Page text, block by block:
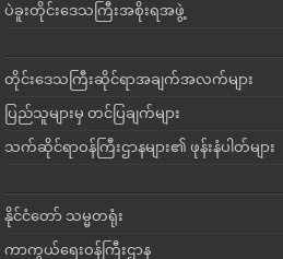
ပဲခူးတိုင်းဒေသကြီးအစိုးရအဖွဲ့
တိုင်းဒေသကြီးဆိုင်ရာအချက်အလက်များ
ပြည်သူများမှ တင်ပြချက်များ
သက်ဆိုင်ရာဝန်ကြီးဌာနများ၏ ဖုန်းနံပါတ်များ
နိုင်ငံတော် သမ္မတရုံး
ကာကွယ်ရေးဝန်ကြီးဌာန